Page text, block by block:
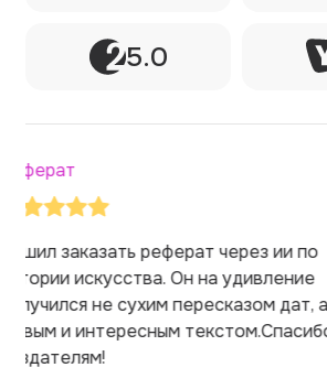
5.0
Реферат
Заказывала реферат с помощью
на медицинскую тему. Ожидала
но справилась. Термины
правильно. Для быстрого
темой — идеально.